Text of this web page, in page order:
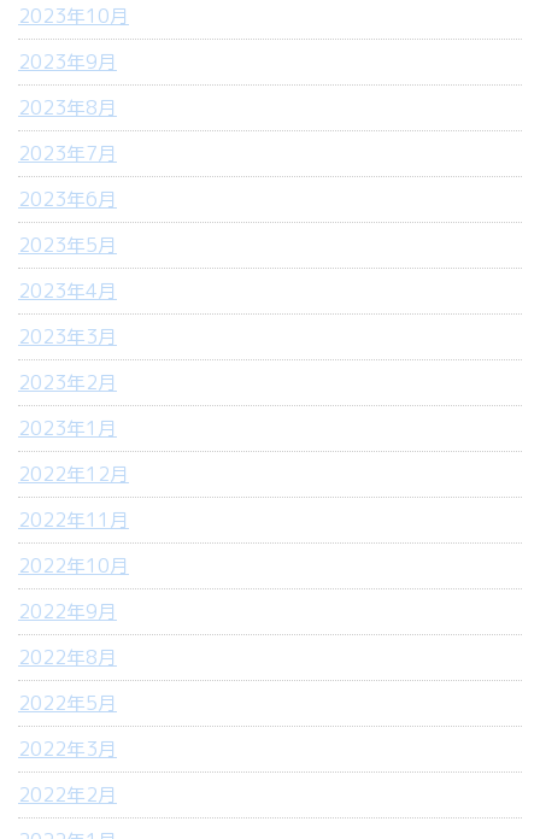
2023年10月
2023年9月
2023年8月
2023年7月
2023年6月
2023年5月
2023年4月
2023年3月
2023年2月
2023年1月
2022年12月
2022年11月
2022年10月
2022年9月
2022年8月
2022年5月
2022年3月
2022年2月